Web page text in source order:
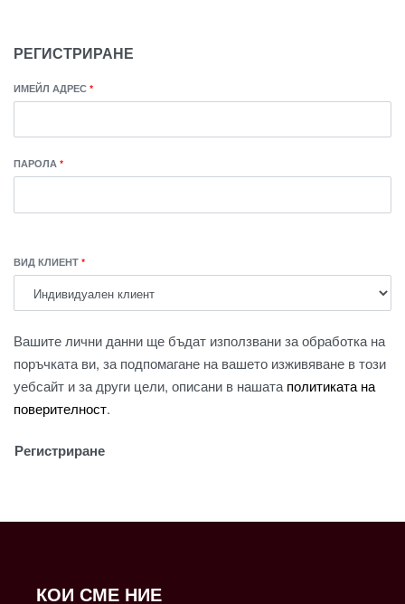
РЕГИСТРИРАНЕ
ИМЕЙЛ АДРЕС *
ПАРОЛА *
ВИД КЛИЕНТ *
Вашите лични данни ще бъдат използвани за обработка на
поръчката ви, за подпомагане на вашето изживяване в този
уебсайт и за други цели, описани в нашатаполитиката на
поверителност.
Регистриране
КОИ СМЕ НИЕ